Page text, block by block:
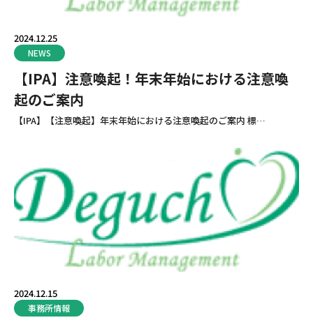
2024.12.25
NEWS
【IPA】注意喚起！年末年始における注意喚
起のご案内
【IPA】【注意喚起】年末年始における注意喚起のご案内 標…
2024.12.15
事務所情報